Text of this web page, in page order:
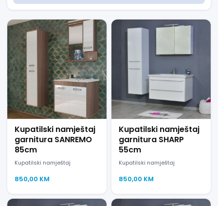
Kupatilski namještaj
garnitura SANREMO
85cm
Kupatilski namještaj
850,00 KM
Kupatilski namještaj
garnitura SHARP
55cm
Kupatilski namještaj
850,00 KM